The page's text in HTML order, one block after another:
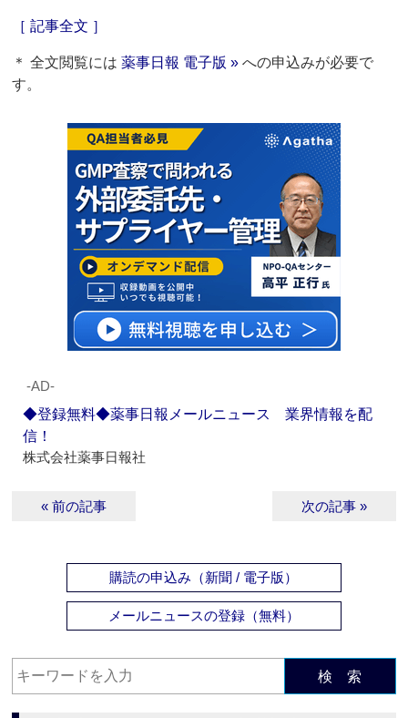
［ 記事全文 ］
＊ 全文閲覧には薬事日報 電子版 » への申込みが必要で
す。
‐AD‐
◆登録無料◆薬事日報メールニュース 業界情報を配
信！
株式会社薬事日報社
« 前の記事 次の記事 »
購読の申込み（新聞 / 電子版）
メールニュースの登録（無料）
検 索